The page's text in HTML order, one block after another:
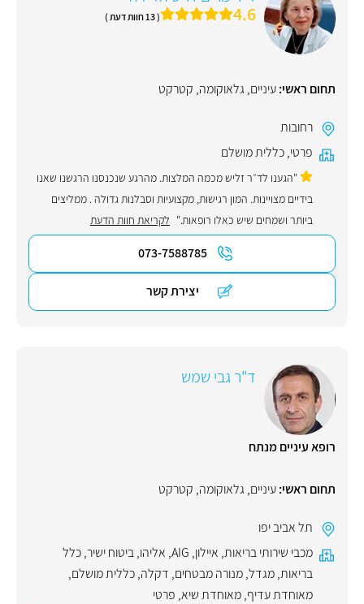
4.6 ( 13 חוות דעת )
תחום ראשי:עיניים, גלאוקומה, קטרקט
רחובות
פרטי,כללית מושלם
"הגענו לד״ר זליש מכמה המלצות. מהרגע שנכנסנו הרגשנו שאנו
בידיים מצויינות. המון רגישות, מקצועיות וסבלנות גדולה . ממליצים
ביותר ושמחים שיש כאלו רופאות." לקריאת חוות הדעת
073-7588785
יצירת קשר
ד"ר גבי שמש
רופא עיניים מנתח
תחום ראשי:עיניים, גלאוקומה, קטרקט
תל אביב יפו
מכבי שירותי בריאות, איילון,
AIG
, אליהו,ביטוח ישיר,כלל
בריאות,מגדל,מנורה מבטחים, דקלה,כללית מושלם,
מאוחדת עדיף,מאוחדת שיא, פרטי